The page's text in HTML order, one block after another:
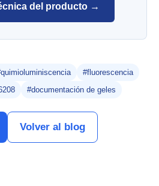
del producto →
#fluorescencia
#documentación de geles
Volver al blog